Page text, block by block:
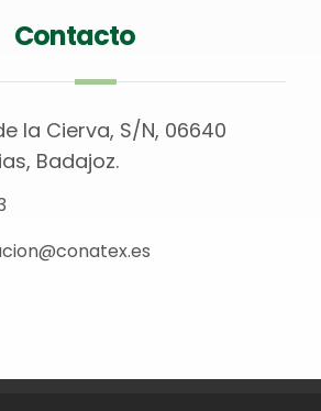
Contacto
la Cierva, S/N, 06640
Badajoz.